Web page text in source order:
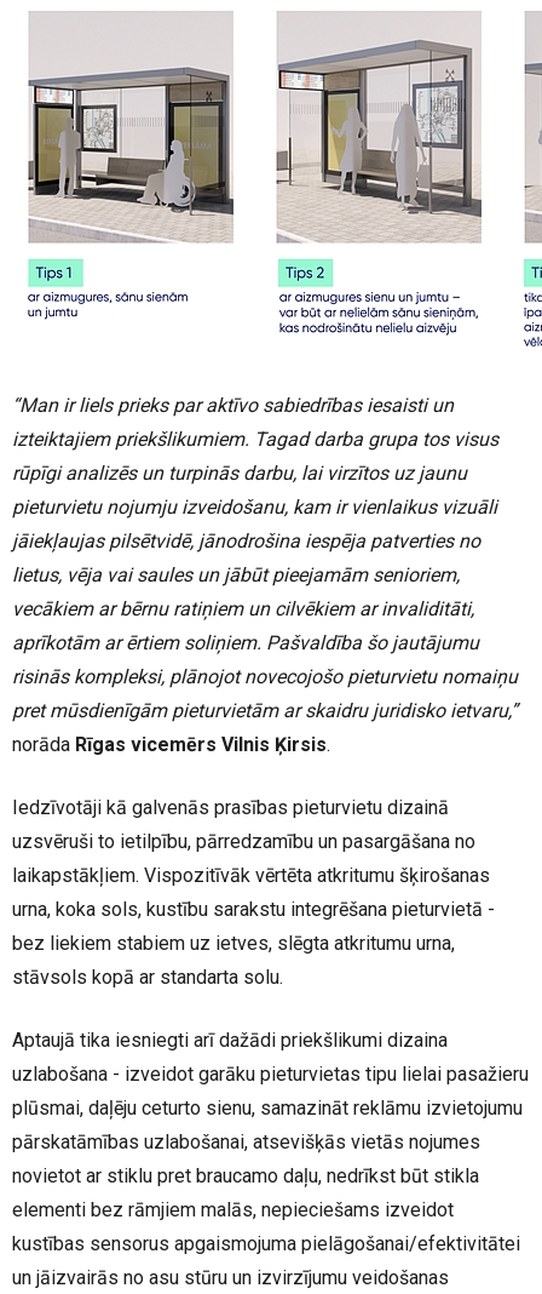
“Man ir liels prieks par aktīvo sabiedrības iesaisti un
izteiktajiem priekšlikumiem. Tagad darba grupa tos visus
rūpīgi analizēs un turpinās darbu, lai virzītos uz jaunu
pieturvietu nojumju izveidošanu, kam ir vienlaikus vizuāli
jāiekļaujas pilsētvidē, jānodrošina iespēja patverties no
lietus, vēja vai saules un jābūt pieejamām senioriem,
vecākiem ar bērnu ratiņiem un cilvēkiem ar invaliditāti,
aprīkotām ar ērtiem soliņiem. Pašvaldība šo jautājumu
risinās kompleksi, plānojot novecojošo pieturvietu nomaiņu
pret mūsdienīgām pieturvietām ar skaidru juridisko ietvaru,”
norāda Rīgas vicemērs Vilnis Ķirsis.
Iedzīvotāji kā galvenās prasības pieturvietu dizainā
uzsvēruši to ietilpību, pārredzamību un pasargāšana no
laikapstākļiem. Vispozitīvāk vērtēta atkritumu šķirošanas
urna, koka sols, kustību sarakstu integrēšana pieturvietā -
bez liekiem stabiem uz ietves, slēgta atkritumu urna,
stāvsols kopā ar standarta solu.
Aptaujā tika iesniegti arī dažādi priekšlikumi dizaina
uzlabošana - izveidot garāku pieturvietas tipu lielai pasažieru
plūsmai, daļēju ceturto sienu, samazināt reklāmu izvietojumu
pārskatāmības uzlabošanai, atsevišķās vietās nojumes
novietot ar stiklu pret braucamo daļu, nedrīkst būt stikla
elementi bez rāmjiem malās, nepieciešams izveidot
kustības sensorus apgaismojuma pielāgošanai/efektivitātei
un jāizvairās no asu stūru un izvirzījumu veidošanas